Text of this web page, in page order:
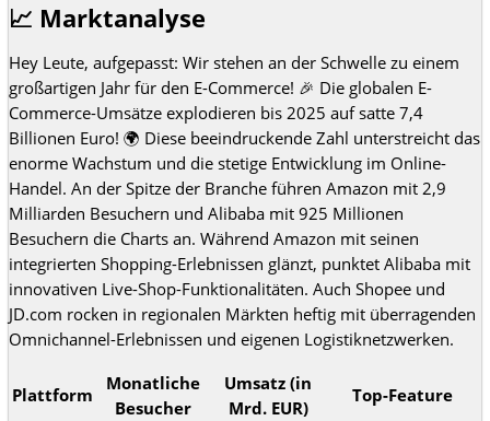
📈 Marktanalyse
Hey Leute, aufgepasst: Wir stehen an der Schwelle zu einem
großartigen Jahr für den E-Commerce! 🎉 Die globalen E-
Commerce-Umsätze explodieren bis 2025 auf satte 7,4
Billionen Euro! 🌍 Diese beeindruckende Zahl unterstreicht das
enorme Wachstum und die stetige Entwicklung im Online-
Handel. An der Spitze der Branche führen Amazon mit 2,9
Milliarden Besuchern und Alibaba mit 925 Millionen
Besuchern die Charts an. Während Amazon mit seinen
integrierten Shopping-Erlebnissen glänzt, punktet Alibaba mit
innovativen Live-Shop-Funktionalitäten. Auch Shopee und
JD.com rocken in regionalen Märkten heftig mit überragenden
Omnichannel-Erlebnissen und eigenen Logistiknetzwerken.
Plattform
Monatliche
Besucher
Umsatz (in
Mrd. EUR)
Top-Feature